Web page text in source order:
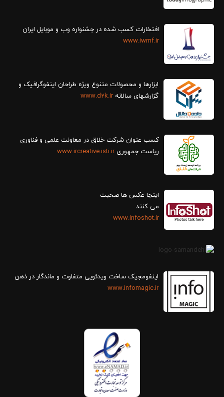
افتخارات کسب شده در جشنواره وب و موبایل ایران
www.iwmf.ir
ابزارها و محصولات متنوع ویژه طراحان اینفوگرافیک و
گزارش‎های سالانه
www.d2k.ir
کسب عنوان شرکت خلاق در معاونت علمی و فناوری
ریاست جمهوریwww.ircreative.isti.ir
اینجا عکس ها صحبت
می کنند
www.infoshot.ir
اینفومجیک ساخت ویدئویی متفاوت و ماندگار در ذهن
www.infomagic.ir